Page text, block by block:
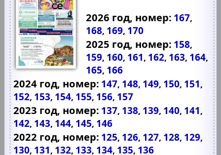
2026 год, номер: 167,
168, 169, 170
2025 год, номер: 158,
159, 160, 161, 162, 163, 164,
165, 166
2024 год, номер: 147, 148, 149, 150, 151,
152, 153, 154, 155, 156, 157
2023 год, номер: 137, 138, 139, 140, 141,
142, 143, 144, 145, 146
2022 год, номер: 125, 126, 127, 128, 129,
130, 131, 132, 133, 134, 135, 136